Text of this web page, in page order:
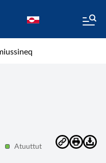
Atuuttut